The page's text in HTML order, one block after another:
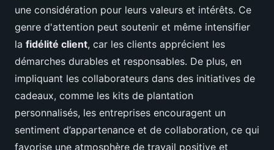
une considération pour leurs valeurs et intérêts. Ce
genre d'attention peut soutenir et même intensifier
la fidélité client, car les clients apprécient les
démarches durables et responsables. De plus, en
impliquant les collaborateurs dans des initiatives de
cadeaux, comme les kits de plantation
personnalisés, les entreprises encouragent un
sentiment d’appartenance et de collaboration, ce qui
favorise une atmosphère de travail positive et